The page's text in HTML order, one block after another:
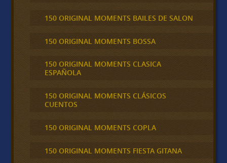
150 ORIGINAL MOMENTS BAILES DE SALON
150 ORIGINAL MOMENTS BOSSA
150 ORIGINAL MOMENTS CLASICA
ESPAÑOLA
150 ORIGINAL MOMENTS CLÁSICOS
CUENTOS
150 ORIGINAL MOMENTS COPLA
150 ORIGINAL MOMENTS FIESTA GITANA